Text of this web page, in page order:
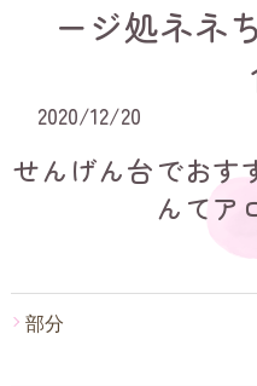
ージ処ネネ
2020/12/20
せんげん台でおす
んてア
部分